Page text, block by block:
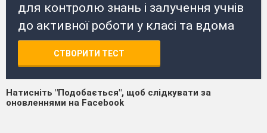
для контролю знань і залучення учнів
до активної роботи у класі та вдома
СТВОРИТИ ТЕСТ
Натисніть "Подобається", щоб слідкувати за
оновленнями на Facebook